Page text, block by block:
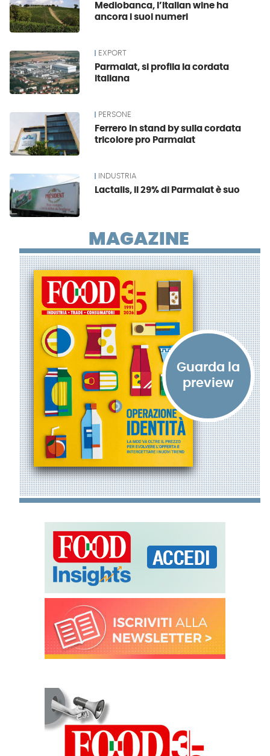
Mediobanca, l’Italian wine ha
ancora i suoi numeri
EXPORT
Parmalat, si profila la cordata
italiana
PERSONE
Ferrero in stand by sulla cordata
tricolore pro Parmalat
INDUSTRIA
Lactalis, il 29% di Parmalat è suo
MAGAZINE